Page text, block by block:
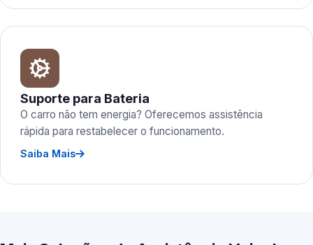
Suporte para Bateria
O carro não tem energia? Oferecemos assistência
rápida para restabelecer o funcionamento.
Saiba Mais